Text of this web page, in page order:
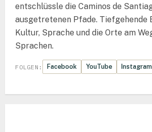
entschlüssle die Caminos de
ausgetretenen Pfade. Tiefgehende
Kultur, Sprache und die Orte am
Sprachen.
FOLGEN: Facebook YouTube Instagram